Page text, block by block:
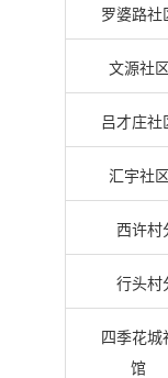
罗婆路社
文源社
吕才庄社
汇宇社
西许村
行头村
四季花城
馆